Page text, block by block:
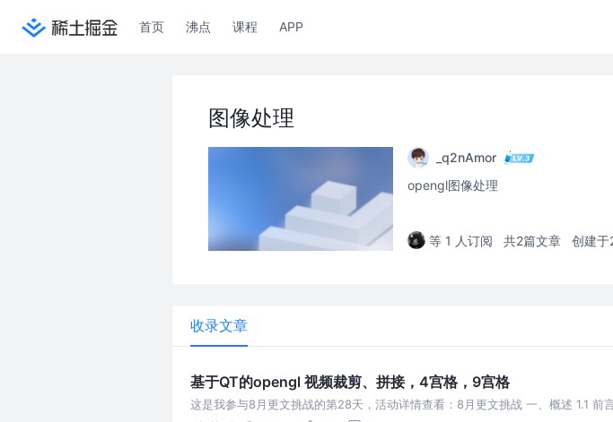
首页 沸点 课程 APP
图像处理
_q2nAmor
opengl图像处理
等 1 人订阅 共2篇文章 创建
收录文章
基于QT的opengl 视频裁剪、拼接，4宫格，9宫格
这是我参与8月更文挑战的第28天，活动详情查看：8月更文挑战 一、概述 1.1